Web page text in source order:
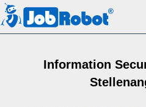
Information